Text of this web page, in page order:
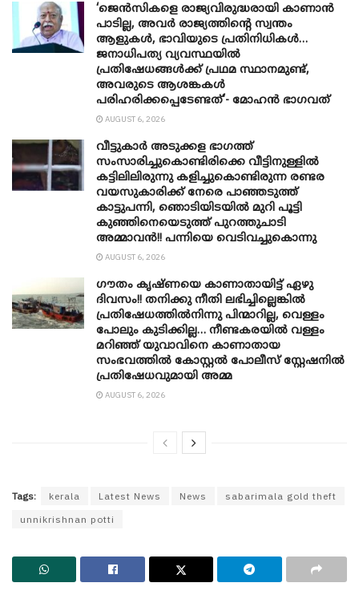
‘ജെൻസികളെ രാജ്യവിരുദ്ധരായി കാണാൻ
പാടില്ല, അവർ രാജ്യത്തിന്റെ സ്വന്തം
ആളുകൾ, ഭാവിയുടെ പ്രതിനിധികൾ…
ജനാധിപത്യ വ്യവസ്ഥയിൽ
പ്രതിഷേധങ്ങൾക്ക് പ്രഥമ സ്ഥാനമുണ്ട്,
അവരുടെ ആശങ്കകൾ
പരിഹരിക്കപ്പെടേണ്ടത്’- മോഹൻ ഭാ​ഗവത്
AUGUST 6, 2026
വീട്ടുകാർ അ‌ടുക്കള ഭാ​ഗത്ത്
സംസാരിച്ചുകൊണ്ടിരിക്കെ വീട്ടിനുള്ളിൽ
കട്ടിലിലിരുന്നു കളിച്ചുകൊണ്ടിരുന്ന രണ്ടര
വയസുകാരിക്ക് നേരെ പാഞ്ഞടുത്ത്
കാട്ടുപന്നി, ‍ഞൊടിയി‌ടയിൽ മുറി പൂട്ടി
കുഞ്ഞിനെയെടുത്ത് പുറത്തുചാടി
അമ്മാവൻ!! പന്നിയെ വെടിവച്ചുകൊന്നു
AUGUST 6, 2026
ഗൗതം കൃഷ്ണയെ കാണാതായിട്ട് ഏഴു
ദിവസം!! തനിക്കു നീതി ലഭിച്ചില്ലെങ്കിൽ
പ്രതിഷേധത്തിൽനിന്നു പിന്മാറില്ല, വെള്ളം
പോലും കുടിക്കില്ല… നീണ്ടകരയിൽ വള്ളം
മറിഞ്ഞ് യുവാവിനെ കാണാതായ
സംഭവത്തിൽ കോസ്റ്റൽ പോലീസ് സ്റ്റേഷനിൽ
പ്രതിഷേധവുമായി അമ്മ
AUGUST 6, 2026
Tags: kerala Latest News News
sabarimala gold theft
unnikrishnan potti